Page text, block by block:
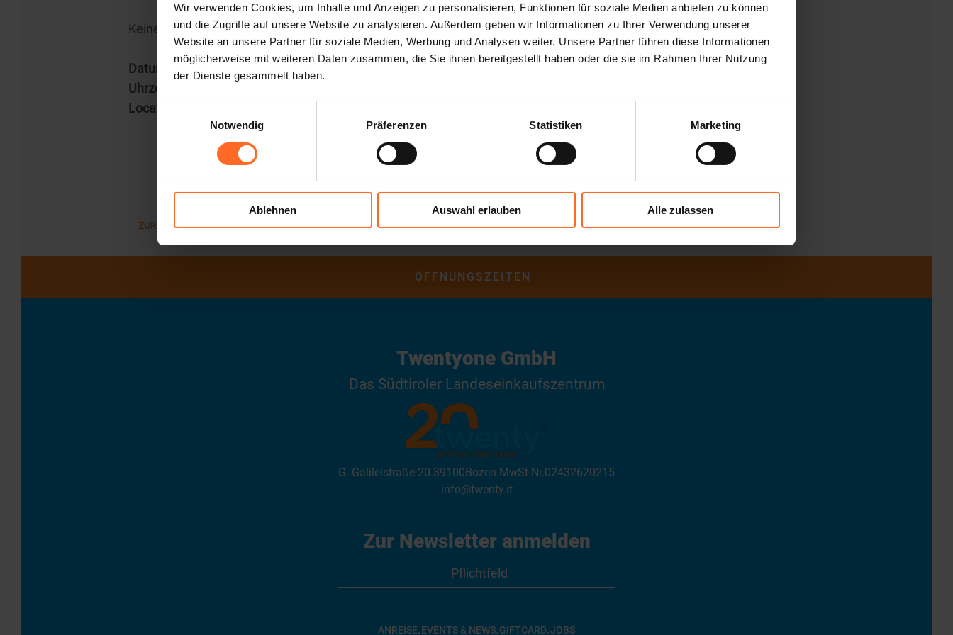
Wir verwenden Cookies, um Inhalte und Anzeigen zu personalisieren, Funktionen für soziale Medien anbieten zu können
und die Zugriffe auf unsere Website zu analysieren. Außerdem geben wir Informationen zu Ihrer Verwendung unserer
Website an unsere Partner für soziale Medien, Werbung und Analysen weiter. Unsere Partner führen diese Informationen
möglicherweise mit weiteren Daten zusammen, die Sie ihnen bereitgestellt haben oder die sie im Rahmen Ihrer Nutzung
der Dienste gesammelt haben.
Einwilligungsauswahl
Notwendig
Präferenzen Statistiken Marketing
Ablehnen Auswahl erlauben Alle zulassen
Keine Anmeldung erforderlich.
Datum
: 30. April
Uhrzeit
Location
ZURÜCK ZUR LISTE
ÖFFNUNGSZEITEN
Twentyone GmbH
Das Südtiroler Landeseinkaufszentrum
G. Galileistraße 20.39100 Bozen. MwSt-Nr.02432620215
info@twenty.it
Zur Newsletter anmelden
ANREISE.EVENTS & NEWS.GIFTCARD.JOBS